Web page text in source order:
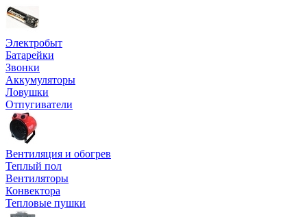
Электробыт
Батарейки
Звонки
Аккумуляторы
Ловушки
Отпугиватели
Вентиляция и обогрев
Теплый пол
Вентиляторы
Конвектора
Тепловые пушки